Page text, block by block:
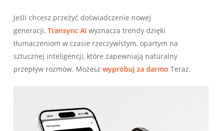
Jeśli chcesz przeżyć doświadczenie nowej
generacji, Transync AI wyznacza trendy dzięki
tłumaczeniom w czasie rzeczywistym, opartym na
sztucznej inteligencji, które zapewniają naturalny
przepływ rozmów. Możesz wypróbuj za darmo Teraz.